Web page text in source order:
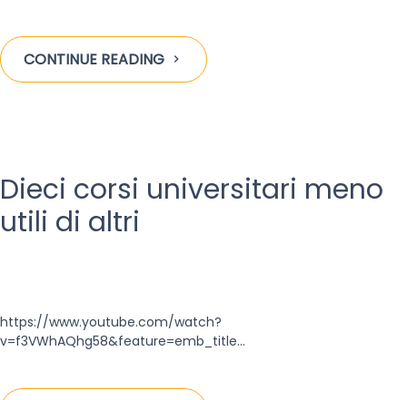
CONTINUE READING
Dieci corsi universitari meno
utili di altri
https://www.youtube.com/watch?
v=f3VWhAQhg58&feature=emb_title…